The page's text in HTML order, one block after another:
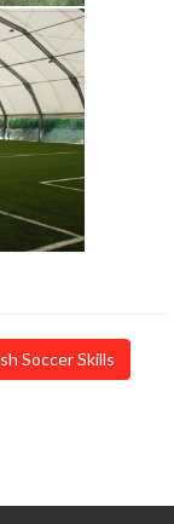
Soccer Skills